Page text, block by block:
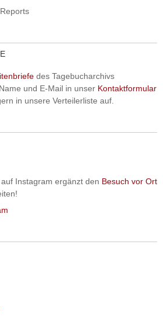
des Tagebucharchivs
und E-Mail in unser Kontaktformular
in unsere Verteilerliste auf.
Instagram ergänzt den Besuch vor Ort